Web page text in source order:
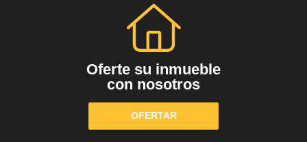
Oferte su inmueble
con nosotros
OFERTAR